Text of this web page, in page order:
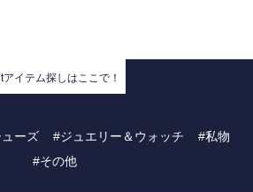
アイテム探しはここで！
ーズ ジュエリー＆ウォッチ
私物
その他